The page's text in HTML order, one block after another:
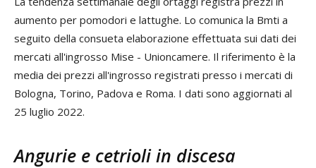
aumento per pomodori e lattughe. Lo comunica la Bmti a
seguito della consueta elaborazione effettuata sui dati dei
mercati all'ingrosso Mise - Unioncamere. Il riferimento è la
media dei prezzi all'ingrosso registrati presso i mercati di
Bologna, Torino, Padova e Roma. I dati sono aggiornati al
25 luglio 2022.
Angurie e cetrioli in discesa